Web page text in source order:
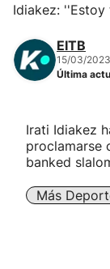
Balonmano
Kirolak 360
Carreras de
Más deportes
Idiakez:
EITB
15/03/
Última
Irati Idiakez
proclamarse
banked
Más